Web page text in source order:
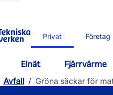
Privat Företag
Elnät Fjärrvärme
Avfall / Gröna säckar för